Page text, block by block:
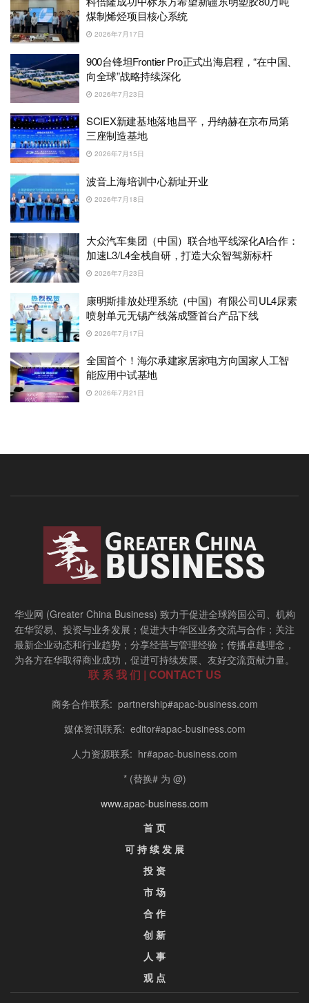
煤制烯烃项目核心系统
2026年7月17日
900台锋坦Frontier Pro正式出海启程，“在中国、
向全球”战略持续深化
2026年7月23日
SCIEX新建基地落地昌平，丹纳赫在京布局第
三座制造基地
2026年7月15日
波音上海培训中心新址开业
2026年7月18日
大众汽车集团（中国）联合地平线深化AI合作：
加速L3/L4全栈自研，打造大众智驾新标杆
2026年7月23日
康明斯排放处理系统（中国）有限公司UL4尿素
喷射单元无锡产线落成暨首台产品下线
2026年7月17日
全国首个！海尔承建家居家电方向国家人工智
能应用中试基地
2026年7月21日
华业网 (Greater China Business) 致力于促进全球跨国公司、机构
在华贸易、投资与业务发展；促进大中华区业务交流与合作；关注
最新企业动态和行业趋势；分享经营与管理经验；传播卓越理念，
为各方在华取得商业成功，促进可持续发展、友好交流贡献力量。
联 系 我 们 | CONTACT US
商务合作联系: partnership#apac-business.com
媒体资讯联系: editor#apac-business.com
人力资源联系: hr#apac-business.com
* (替换# 为 @)
www.apac-business.com
首 页
可 持 续 发 展
投 资
市 场
合 作
创 新
人 事
观 点